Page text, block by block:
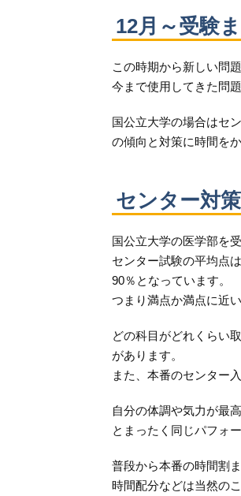
12月～受験
この時期から新しい問
今まで使用してきた問
国公立大学の場合はセ
の傾向と対策に時間を
センター対
国公立大学の医学部を
センター試験の平均点
90％となっています。
つまり満点か満点に近
どの科目がどれくらい
があります。
また、本番のセンター
自分の体調や気力が最
とまったく同じパフォ
普段から本番の時間割
時間配分などは当然の